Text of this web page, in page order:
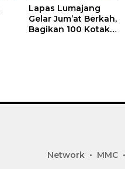
Lapas Lumajang
Gelar Jum’at Berkah,
Bagikan 100 Kotak
Network MMC